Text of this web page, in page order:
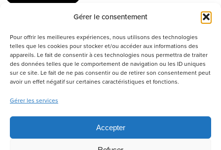
Gérer le consentement
Pour offrir les meilleures expériences, nous utilisons des technologies
telles que les cookies pour stocker et/ou accéder aux informations des
appareils. Le fait de consentir à ces technologies nous permettra de traiter
des données telles que le comportement de navigation ou les ID uniques
sur ce site. Le fait de ne pas consentir ou de retirer son consentement peut
avoir un effet négatif sur certaines caractéristiques et fonctions.
Gérer les services
Accepter
Recrutement
Découvrez nos offres d’emploi ou envoyez votre candidature
spontanée
Postuler